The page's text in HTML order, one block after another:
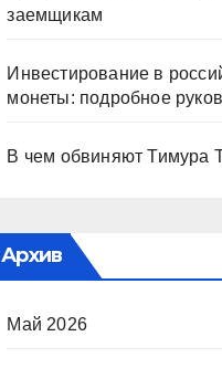
заемщикам
Инвестирование в
монеты: подробное
В чем обвиняют Тимура
Архив
Май 2026